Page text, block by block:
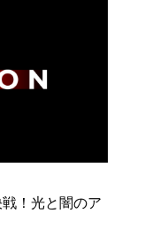
！光と闇のア